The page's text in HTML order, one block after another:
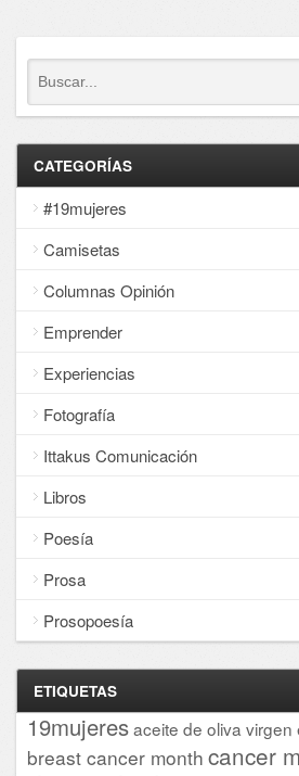
CATEGORÍAS
#19mujeres
Camisetas
Columnas Opinión
Emprender
Experiencias
Fotografía
Ittakus Comunicación
Libros
Poesía
Prosa
Prosopoesía
ETIQUETAS
19mujeresaceite de oliva virgen
breast cancer month cancer